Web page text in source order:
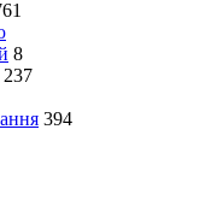
8
237
394